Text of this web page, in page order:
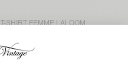
T-SHIRT FEMME LALOOM
60 €